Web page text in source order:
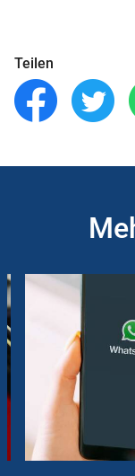
Teilen
Instructions